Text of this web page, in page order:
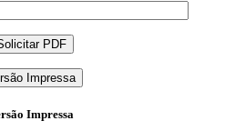
Impressa
Impressa